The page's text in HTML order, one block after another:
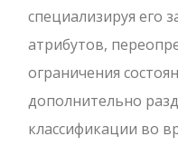
специализируя его
атрибутов,
ограничения
дополнительно
классификации во